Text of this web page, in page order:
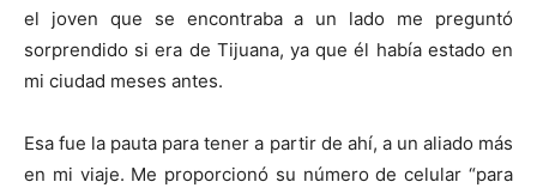
el joven que se encontraba a un lado me preguntó
sorprendido si era de Tijuana, ya que él había estado en
mi ciudad meses antes.
Esa fue la pauta para tener a partir de ahí, a un aliado más
en mi viaje. Me proporcionó su número de celular “para